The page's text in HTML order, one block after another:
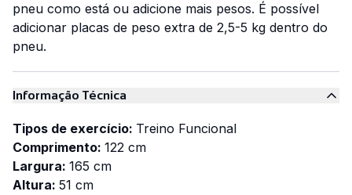
pneu como está ou adicione mais pesos. É possível
adicionar placas de peso extra de 2,5-5 kg dentro do
pneu.
Informação Técnica
Tipos de exercício: Treino Funcional
Comprimento: 122 cm
Largura: 165 cm
Altura: 51 cm